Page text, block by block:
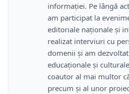
informației. Pe lângă
am participat la
editoriale naționale și
realizat interviuri cu
domenii și am
educaționale și
coautor al mai multor
precum și al unor